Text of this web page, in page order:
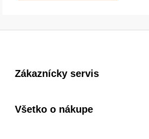
Zákaznícky servis
Všetko o nákupe